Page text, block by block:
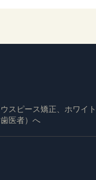
スピース矯正、ホワイ
医者）へ